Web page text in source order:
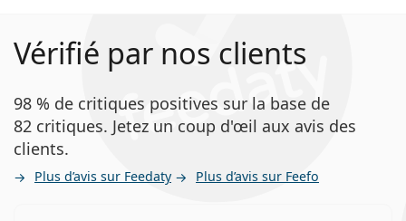
Vérifié par nos clients
98 % de critiques positives sur la base de
82 critiques. Jetez un coup d'œil aux avis des
clients.
Plus d’avis sur Feedaty Plus d’avis sur Feefo